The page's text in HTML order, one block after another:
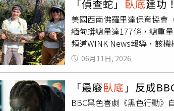
賭博等多項罪名。警方強
非法賭博等犯罪活動。未來
食品供應商，若遭恐嚇、勒
創作靈感。《輕拍先生》
《輕拍先生》（The Dink）
Oswalt）、《週六夜現場》
球傳奇巨星安迪羅迪克（
Lesher）、《冤家偷很大》
克強森同時身兼製片。《輕
於7月24日在Apple TV全球
了完美呈現角色全身與面
症共存的抗癌傳奇人物，完
與導演張蚊（中）的人生與
色改編自真人真事，但原型
情卡」，說：「導演係用了
上面學到好多事。」尤其
好久的，沒想到是從電影
人物，這份不畏面對死亡
術、將幾十顆螺絲釘入脊椎
「偵查蛇」 臥底建功
美國西南佛羅里達保育協會
緬甸蟒總量達177條，總重
頻道WINK News報導，該
以來，已在佛羅里達西南部
員指出，緬甸蟒主要在每
其對當地生態系統的破壞
條被標記的雄性緬甸蟒「
在雌蛇產卵前即完成捕捉，
06月11日, 2026
「最廢臥底 」反成
BBC黑色喜劇《黑色行動》